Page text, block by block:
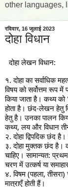
other languages,
रविवार, 16 जुलाई 2023
दोहा विधान
दोहा लेखन विधान:
१. दोहा का सर्वाधिक
विषय को सर्वोत्तम रूप
किया जाता है। कथ्य
होता है। छंद-लेखन हेतु
हेतु है। उनका पालन
कथ्य, लय और विधान
२. दोहा द्विपदिक छंद
३. दोहा मुक्तक छंद है।
चाहिए। सामान्यत:
चरण में उत्कर्ष या
४. विषम (पहला,
मात्राएँ होती हैं।